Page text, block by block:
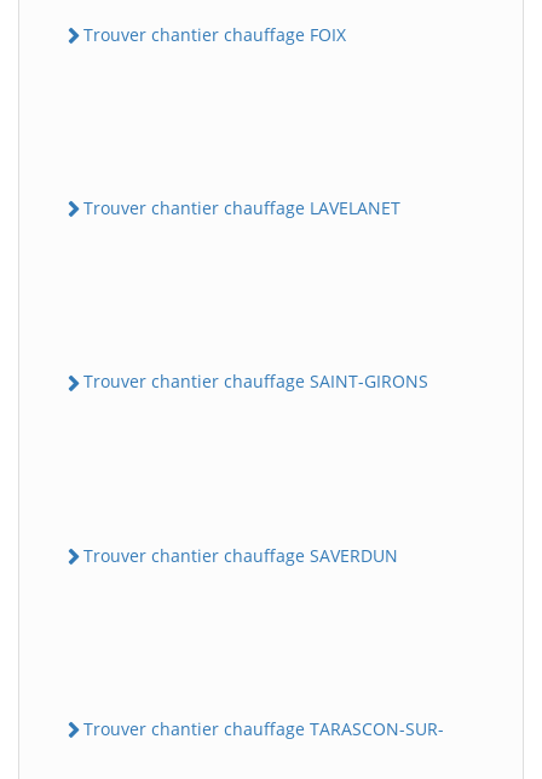
Trouver chantier chauffage FOIX
Trouver chantier chauffage LAVELANET
Trouver chantier chauffage SAINT-GIRONS
Trouver chantier chauffage SAVERDUN
Trouver chantier chauffage TARASCON-SUR-